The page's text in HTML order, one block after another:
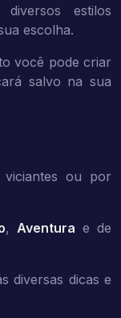
estilos
escolha.
você pode criar
salvo na sua
viciantes ou por
, Aventura e de
diversas dicas e